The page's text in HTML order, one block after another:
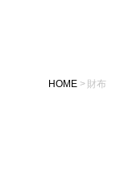
HOME 財布